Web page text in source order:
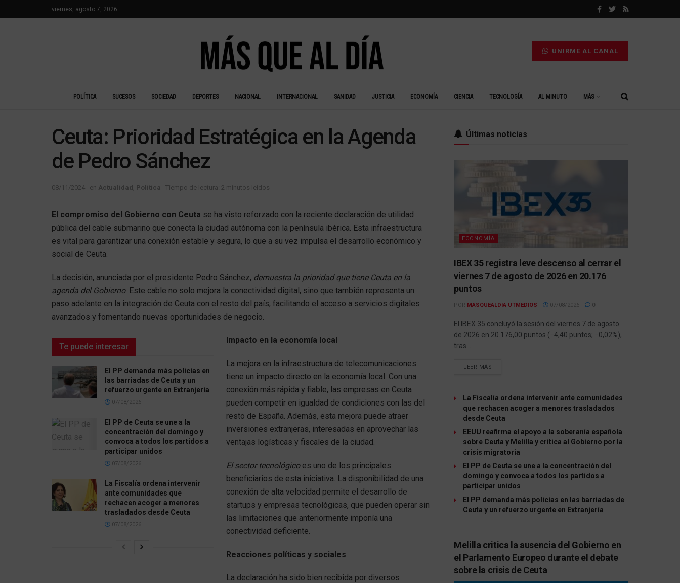
viernes, agosto 7, 2026
UNIRME AL CANAL
POLÍTICA SUCESOS SOCIEDAD DEPORTES NACIONAL INTERNACIONAL SANIDAD JUSTICIA ECONOMÍA CIENCIA TECNOLOGÍA AL MINUTO MÁS
Ceuta: Prioridad Estratégica en la Agenda
de Pedro Sánchez
08/11/2024 en Actualidad Política Tiempo de lectura: 2 minutos leidos
El compromiso del Gobierno con Ceuta se ha visto reforzado con la reciente declaración de utilidad
pública del cable submarino que conecta la ciudad autónoma con la península ibérica. Esta infraestructura
es vital para garantizar una conexión estable y segura, lo que a su vez impulsa el desarrollo económico y
social de Ceuta.
La decisión, anunciada por el presidente Pedro Sánchez, demuestra la prioridad que tiene Ceuta en la
agenda del Gobierno. Este cable no solo mejora la conectividad digital, sino que también representa un
paso adelante en la integración de Ceuta con el resto del país, facilitando el acceso a servicios digitales
avanzados y fomentando nuevas oportunidades de negocio.
Te puede interesar
El PP demanda más policías en
las barriadas de Ceuta y un
refuerzo urgente en Extranjería
07/08/2026
El PP de Ceuta se une a la
concentración del domingo y
convoca a todos los partidos a
participar unidos
07/08/2026
La Fiscalía ordena intervenir
ante comunidades que
rechacen acoger a menores
trasladados desde Ceuta
07/08/2026
Impacto en la economía local
La mejora en la infraestructura de telecomunicaciones
tiene un impacto directo en la economía local. Con una
conexión más rápida y fiable, las empresas en Ceuta
pueden competir en igualdad de condiciones con las del
resto de España. Además, esta mejora puede atraer
inversiones extranjeras, interesadas en aprovechar las
ventajas logísticas y fiscales de la ciudad.
El sector tecnológicoes uno de los principales
beneficiarios de esta iniciativa. La disponibilidad de una
conexión de alta velocidad permite el desarrollo de
startups y empresas tecnológicas, que pueden operar sin
las limitaciones que anteriormente imponía una
conectividad deficiente.
Reacciones políticas y sociales
La declaración ha sido bien recibida por diversos
Últimas noticias
ECONOMÍA
IBEX 35 registra leve descenso al cerrar el
viernes 7 de agosto de 2026 en 20.176
puntos
POR MASQUEALDIA UTMEDIOS 07/08/2026 0
El IBEX 35 concluyó la sesión del viernes 7 de agosto
de 2026 en 20.176,00 puntos (−4,40 puntos; −0,02%),
tras...
LEER MÁS
La Fiscalía ordena intervenir ante comunidades
que rechacen acoger a menores trasladados
desde Ceuta
EEUU reafirma el apoyo a la soberanía española
sobre Ceuta y Melilla y critica al Gobierno por la
crisis migratoria
El PP de Ceuta se une a la concentración del
domingo y convoca a todos los partidos a
participar unidos
El PP demanda más policías en las barriadas de
Ceuta y un refuerzo urgente en Extranjería
Melilla critica la ausencia del Gobierno en
el Parlamento Europeo durante el debate
sobre la crisis de Ceuta